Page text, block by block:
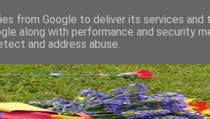
plural
from Google to deliver its services and
along with performance and security
and address abuse.